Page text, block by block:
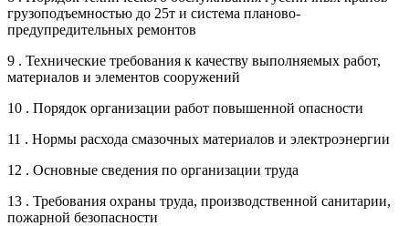
грузоподъемностью до 25т и система планово-
предупредительных ремонтов
9 . Технические требования к качеству выполняемых работ,
материалов и элементов сооружений
10 . Порядок организации работ повышенной опасности
11 . Нормы расхода смазочных материалов и электроэнергии
12 . Основные сведения по организации труда
13 . Требования охраны труда, производственной санитарии,
пожарной безопасности